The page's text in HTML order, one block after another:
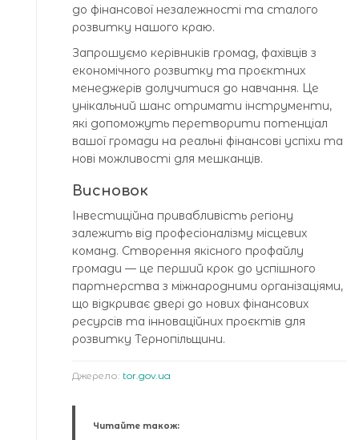
до фінансової незалежності та сталого
розвитку нашого краю.
Запрошуємо керівників громад, фахівців з
економічного розвитку та проєктних
менеджерів долучитися до навчання. Це
унікальний шанс отримати інструменти,
які допоможуть перетворити потенціал
вашої громади на реальні фінансові успіхи та
нові можливості для мешканців.
Висновок
Інвестиційна привабливість регіону
залежить від професіоналізму місцевих
команд. Створення якісного профайлу
громади — це перший крок до успішного
партнерства з міжнародними організаціями,
що відкриває двері до нових фінансових
ресурсів та інноваційних проєктів для
розвитку Тернопільщини.
Джерело: tor.gov.ua
Читайте також: